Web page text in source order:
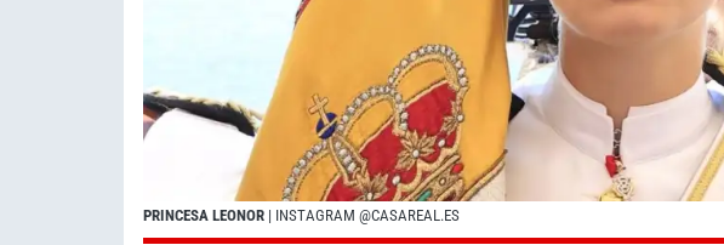
PRINCESA LEONOR | INSTAGRAM @CASAREAL.ES